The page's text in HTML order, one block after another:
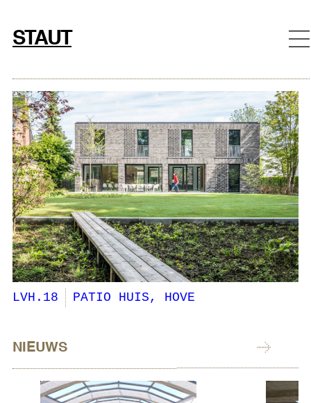
naar
de
STAUT
LVH.18 PATIO HUIS, HOVE
NIEUWS